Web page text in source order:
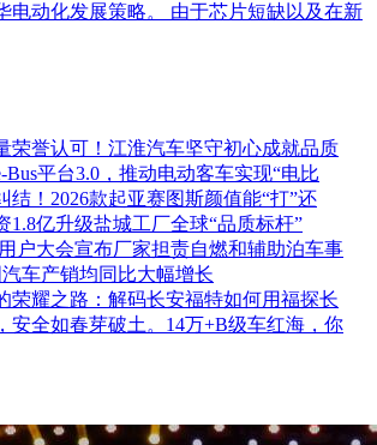
电动化发展策略。 由于芯片短缺以及在新
荣誉认可！江淮汽车坚守初心成就品质
Bus平台3.0，推动电动客车实现“电比
结！2026款起亚赛图斯颜值能“打”还
1.8亿升级盐城工厂全球“品质标杆”
户大会宣布厂家担责自燃和辅助泊车事
车产销均同比大幅增长
荣耀之路：解码长安福特如何用福探长
安全如春芽破土。14万+B级车红海，你